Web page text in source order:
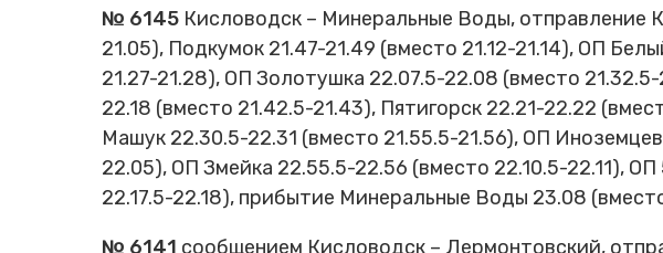
№ 6145 Кисловодск – Минеральные Воды, отправление
21.05), Подкумок 21.47-21.49 (вместо 21.12-21.14), ОП
21.27-21.28), ОП Золотушка 22.07.5-22.08 (вместо
22.18 (вместо 21.42.5-21.43), Пятигорск 22.21-22.22
Машук 22.30.5-22.31 (вместо 21.55.5-21.56), ОП
22.05), ОП Змейка 22.55.5-22.56 (вместо 22.10.5-22.11),
22.17.5-22.18), прибытие Минеральные Воды 23.08
№ 6141 сообщением Кисловодск – Лермонтовский,